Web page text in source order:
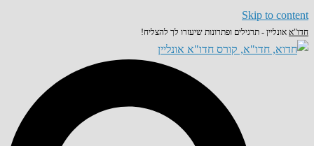
Skip to content
חדו"א אונליין - תרגילים ופתרונות שיעזרו לך להצליח!